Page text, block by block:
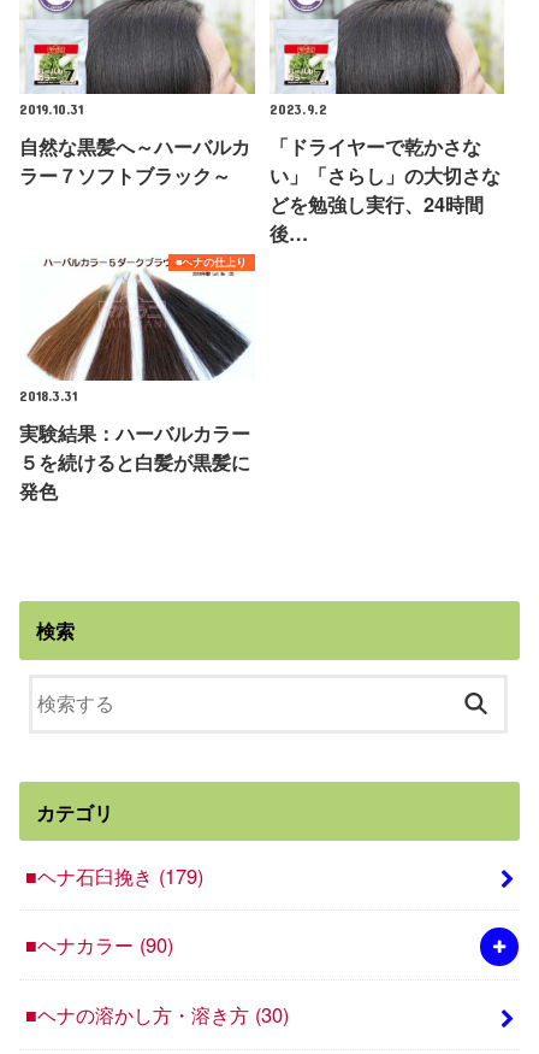
2019.10.31
自然な黒髪へ～ハーバルカ
ラー７ソフトブラック～
2023.9.2
「ドライヤーで乾かさな
い」「さらし」の大切さな
どを勉強し実行、24時間
後…
■ヘナの仕上り
2018.3.31
実験結果：ハーバルカラー
５を続けると白髪が黒髪に
発色
検索
カテゴリ
■ヘナ石臼挽き (179)
■ヘナカラー (90)
■ヘナの溶かし方・溶き方 (30)